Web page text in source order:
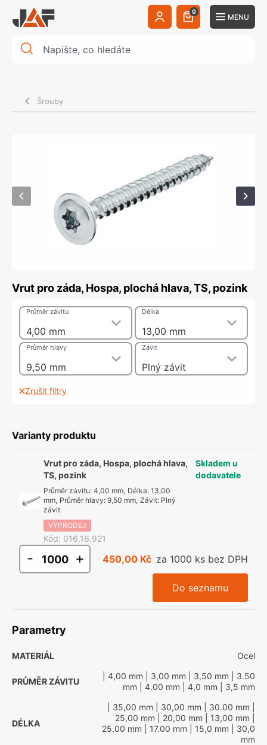
0
MENU
Šrouby
Vrut pro záda, Hospa, plochá hlava, TS, pozink
4,00 mm
Průměr závitu
13,00 mm
Délka
9,50 mm
Průměr hlavy
Plný závit
Závit
Zrušit filtry
Varianty produktu
Vrut pro záda, Hospa, plochá hlava,
TS, pozink
Průměr závitu:4,00 mm, Délka:13,00
mm, Průměr hlavy:9,50 mm, Závit: Plný
závit
VÝPRODEJ
Kód: 016.16.921
Skladem u
dodavatele
- + 450,00 Kč za 1000 ks bez DPH
Do seznamu
Parametry
MATERIÁL Ocel
PRŮMĚR ZÁVITU
| 4,00 mm | 3,00 mm | 3,50 mm | 3.50
mm | 4.00 mm | 4,0 mm | 3,5 mm
DÉLKA
| 35,00 mm | 30,00 mm | 30.00 mm
25,00 mm | 20,00 mm | 13,00 mm
25.00 mm | 17.00 mm | 15,0 mm | 30,0
mm